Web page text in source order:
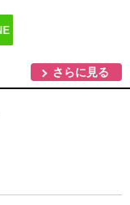
さらに見る